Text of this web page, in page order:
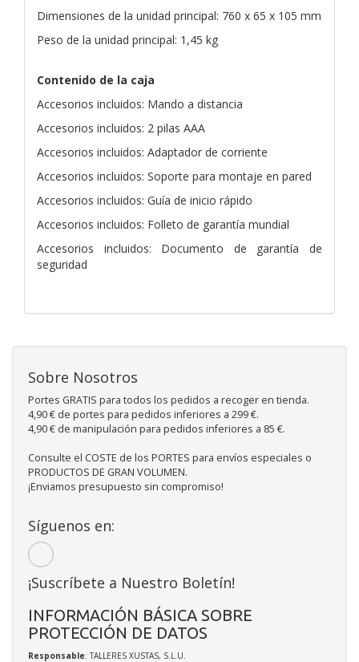
Dimensiones de la unidad principal: 760 x 65 x 105 mm
Peso de la unidad principal: 1,45 kg
Contenido de la caja
Accesorios incluidos: Mando a distancia
Accesorios incluidos: 2 pilas AAA
Accesorios incluidos: Adaptador de corriente
Accesorios incluidos: Soporte para montaje en pared
Accesorios incluidos: Guía de inicio rápido
Accesorios incluidos: Folleto de garantía mundial
Accesorios incluidos: Documento de garantía de
seguridad
Sobre Nosotros
Portes GRATIS para todos los pedidos a recoger en tienda.
4,90 € de portes para pedidos inferiores a 299 €.
4,90 € de manipulación para pedidos inferiores a 85 €.
Consulte el COSTE de los PORTES para envíos especiales o
PRODUCTOS DE GRAN VOLUMEN.
¡Enviamos presupuesto sin compromiso!
Síguenos en:
¡Suscríbete a Nuestro Boletín!
INFORMACIÓN BÁSICA SOBRE
PROTECCIÓN DE DATOS
Responsable: TALLERES XUSTAS, S.L.U.